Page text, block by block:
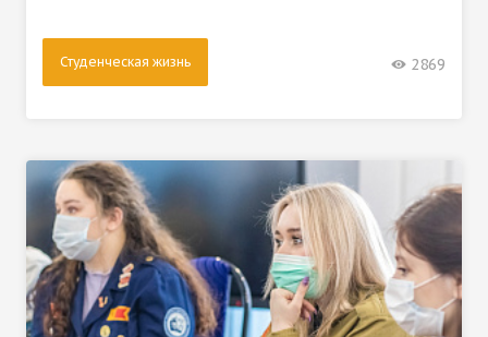
Студенческая жизнь 2869